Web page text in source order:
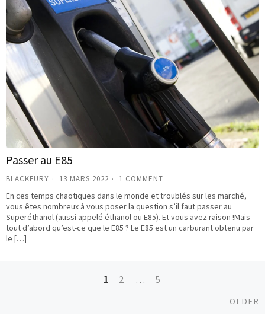
Passer au E85
BLACKFURY 13 MARS 2022 1 COMMENT
En ces temps chaotiques dans le monde et troublés sur les marché,
vous êtes nombreux à vous poser la question s’il faut passer au
Superéthanol (aussi appelé éthanol ou E85). Et vous avez raison !Mais
tout d’abord qu’est-ce que le E85 ? Le E85 est un carburant obtenu par
le […]
1 2 …
5
OLDER